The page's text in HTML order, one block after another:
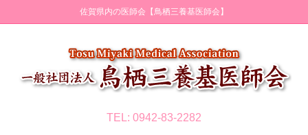
佐賀県内の医師会【鳥栖三養基医師会】
TEL: 0942-83-2282